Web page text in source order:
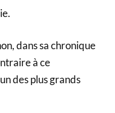
dans sa chronique
à ce
des plus grands